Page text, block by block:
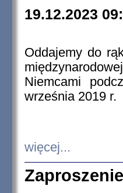
19.12.2023
Oddajemy do
Niemcami
września 2019 r.
więcej...